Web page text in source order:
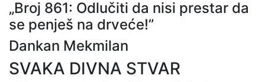
„Broj 861: Odlučiti da nisi prestar da
se penješ na drveće!”
Dankan Mekmilan
SVAKA DIVNA STVAR